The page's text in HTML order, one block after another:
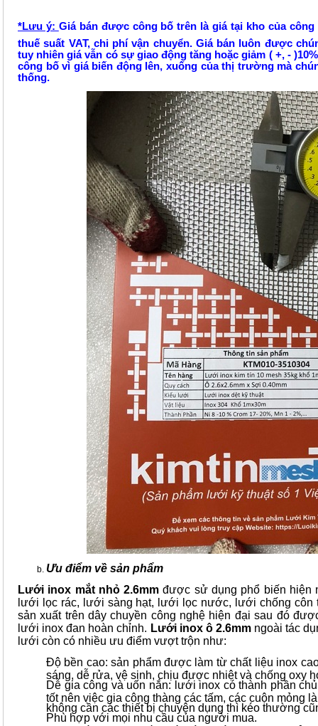
*​Lưu ý: Giá bán được công bố trên là giá tại kho của
thuế suất VAT, chi phí vận chuyển. Giá bán luôn được
tuy nhiên giá vẫn có sự giao động tăng hoặc giảm ( +, -
công bố vì giá biến động lên, xuống của thị trường mà
thống.​
Ưu điểm về sản phẩm
Lưới inox mắt nhỏ 2.6mm được sử dụng phổ biến hiện
lưới lọc rác, lưới sàng hạt, lưới lọc nước, lưới chống
sản xuất trên dây chuyền công nghệ hiện đại sau đó
lưới inox đan hoàn chỉnh. Lưới inox ô 2.6mmngoài tác
lưới còn có nhiều ưu điểm vượt trộn như:
Độ bền cao: sản phẩm được làm từ chất liệu inox
sáng, dễ rửa, vệ sinh, chịu được nhiệt và chống oxy
Dễ gia công và uốn nắn: lưới inox có thành phần
tốt nên việc gia công thàng các tấm, các cuộn mỏng
không cần các thiết bị chuyên dụng thì kéo thường
Phù hợp với mọi nhu cầu của người mua.